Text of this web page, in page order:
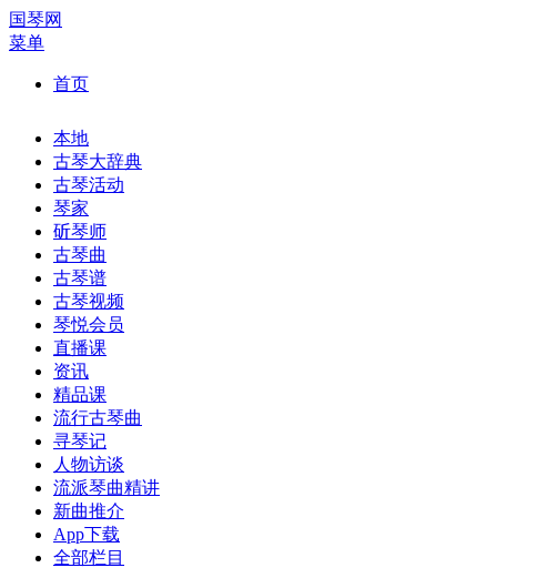
国琴网
菜单
首页
本地
古琴大辞典
古琴活动
琴家
斫琴师
古琴曲
古琴谱
古琴视频
琴悦会员
直播课
资讯
精品课
流行古琴曲
寻琴记
人物访谈
流派琴曲精讲
新曲推介
App下载
全部栏目